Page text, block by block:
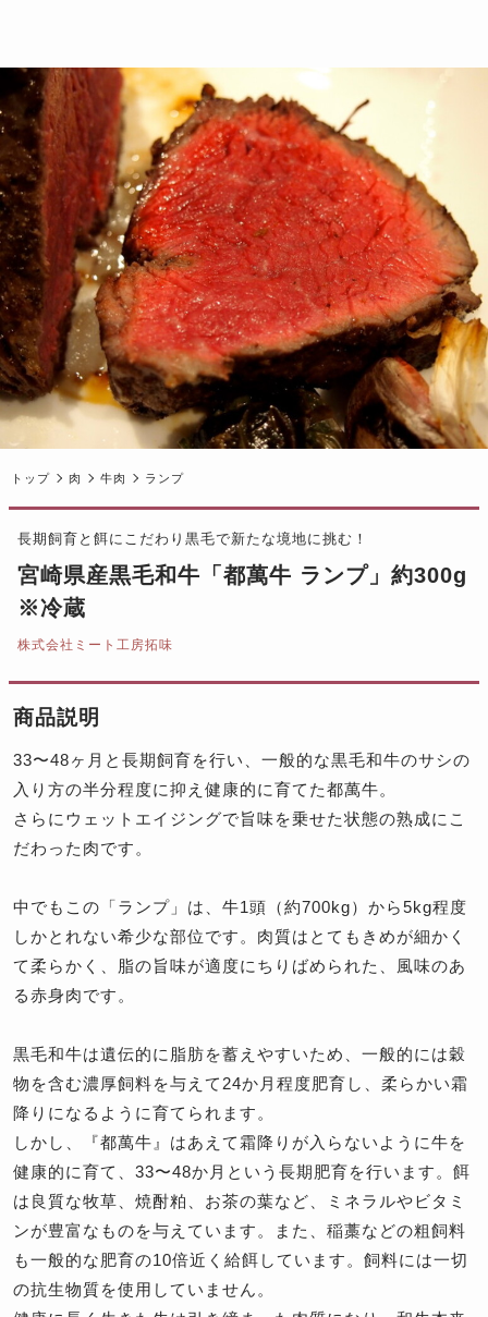
トップ 肉 牛肉 ランプ
長期飼育と餌にこだわり黒毛で新たな境地に挑む！
宮崎県産黒毛和牛「都萬牛 ランプ」約300g
※冷蔵
株式会社ミート工房拓味
商品説明
33〜48ヶ月と長期飼育を行い、一般的な黒毛和牛のサシの
入り方の半分程度に抑え健康的に育てた都萬牛。
さらにウェットエイジングで旨味を乗せた状態の熟成にこ
だわった肉です。
中でもこの「ランプ」は、牛1頭（約700kg）から5kg程度
しかとれない希少な部位です。肉質はとてもきめが細かく
て柔らかく、脂の旨味が適度にちりばめられた、風味のあ
る赤身肉です。
黒毛和牛は遺伝的に脂肪を蓄えやすいため、一般的には穀
物を含む濃厚飼料を与えて24か月程度肥育し、柔らかい霜
降りになるように育てられます。
しかし、『都萬牛』はあえて霜降りが入らないように牛を
健康的に育て、33〜48か月という長期肥育を行います。餌
は良質な牧草、焼酎粕、お茶の葉など、ミネラルやビタミ
ンが豊富なものを与えています。また、稲藁などの粗飼料
も一般的な肥育の10倍近く給餌しています。飼料には一切
の抗生物質を使用していません。